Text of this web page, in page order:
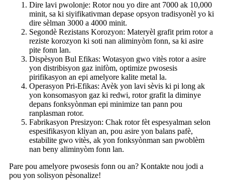
Dire lavi pwolonje: Rotor nou yo dire ant 7000 ak 10,000
minit, sa ki siyifikativman depase opsyon tradisyonèl yo ki
dire sèlman 3000 a 4000 minit.
Segondè Rezistans Korozyon: Materyèl grafit prim rotor a
reziste korozyon ki soti nan aliminyòm fonn, sa ki asire
pite fonn lan.
Dispèsyon Bul Efikas: Wotasyon gwo vitès rotor a asire
yon distribisyon gaz inifòm, optimize pwosesis
pirifikasyon an epi amelyore kalite metal la.
Operasyon Pri-Efikas: Avèk yon lavi sèvis ki pi long ak
yon konsomasyon gaz ki redwi, rotor grafit la diminye
depans fonksyònman epi minimize tan pann pou
ranplasman rotor.
Fabrikasyon Presizyon: Chak rotor fèt espesyalman selon
espesifikasyon kliyan an, pou asire yon balans pafè,
estabilite gwo vitès, ak yon fonksyònman san pwoblèm
nan beny aliminyòm fonn lan.
Pare pou amelyore pwosesis fonn ou an? Kontakte nou jodi a
pou yon solisyon pèsonalize!